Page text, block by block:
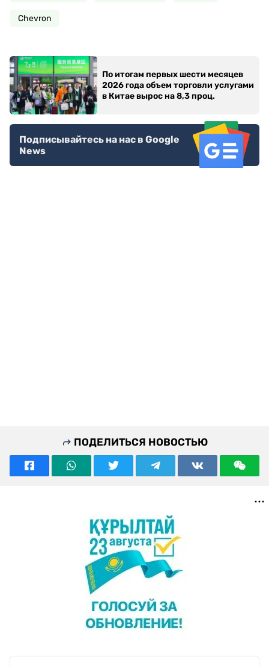
Chevron
По итогам первых шести месяцев
2026 года объем торговли услугами
в Китае вырос на 8,3 проц.
Подписывайтесь на нас в Google
News
ПОДЕЛИТЬСЯ НОВОСТЬЮ